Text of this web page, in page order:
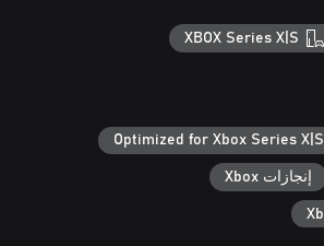
XBOX Series X|S
Optimized for Xbox Series X|S
إنجازات Xbox